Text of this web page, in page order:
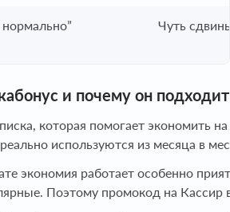
Чуть
и почему он
которая помогает экономить
используются из месяца в
экономия работает особенно
Поэтому промокод на Кассир